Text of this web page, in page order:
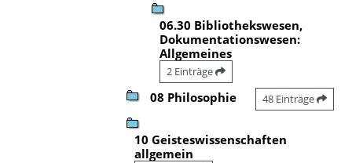
06.30 Bibliothekswesen,
Dokumentationswesen:
Allgemeines
2 Einträge
08 Philosophie 48 Einträge
10 Geisteswissenschaften
allgemein